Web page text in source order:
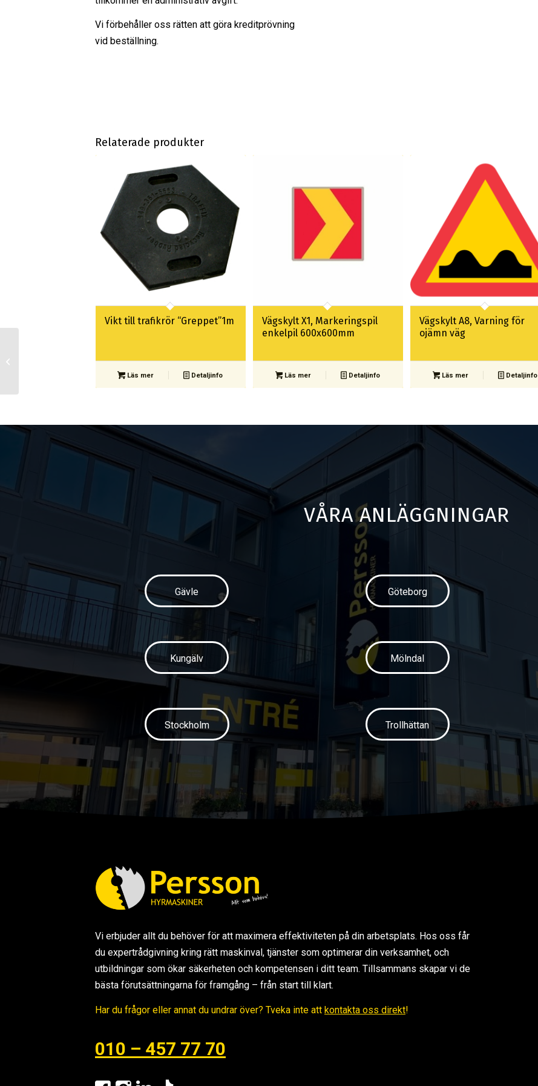
Vi förbehåller oss rätten att göra kreditprövning
vid beställning.
Relaterade produkter
Vikt till trafikrör “Greppet”1m
Läs mer Detaljinfo
Vägskylt X1, Markeringspil
enkelpil 600x600mm
Läs mer Detaljinfo
Vägskylt A8, Varning för
ojämn väg
Läs mer Detaljinfo
VÅRA ANLÄGGNINGAR
Gävle Göteborg
Kungälv Mölndal
Stockholm Trollhättan
Vi erbjuder allt du behöver för att maximera effektiviteten på din arbetsplats. Hos oss får
du expertrådgivning kring rätt maskinval, tjänster som optimerar din verksamhet, och
utbildningar som ökar säkerheten och kompetensen i ditt team. Tillsammans skapar vi de
bästa förutsättningarna för framgång – från start till klart.
Har du frågor eller annat du undrar över? Tveka inte att kontakta oss direkt!
010 – 457 77 70